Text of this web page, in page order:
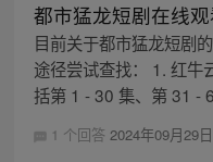
都市猛龙短剧在线
目前关于都市猛龙短剧
途径尝试查找： 1. 红牛
括第 1 - 30 集、第 31 -
1 个回答 2024年09月29